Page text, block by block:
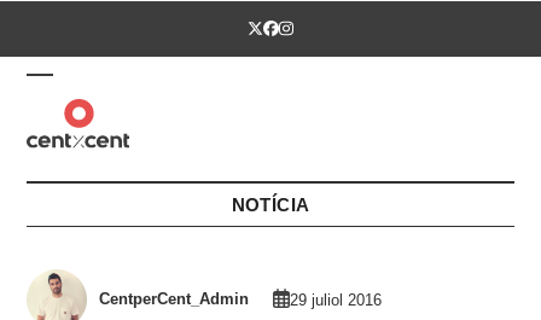
Twitter
Facebook
Instagram
Open
mobile
menu
Close
mobile
menu
NOTÍCIA
CentperCent_Admin 29 juliol 2016